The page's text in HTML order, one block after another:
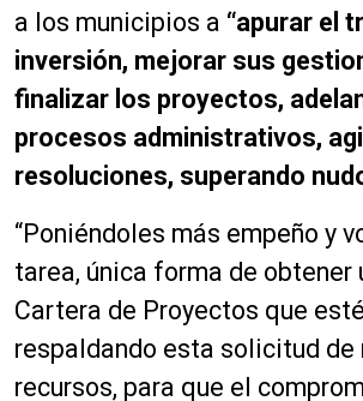
a los municipios a “apurar el
inversión, mejorar sus
finalizar los proyectos,
procesos administrativos,
resoluciones, superando
“Poniéndoles más empeño y
tarea, única forma de obtener
Cartera de Proyectos que
respaldando esta solicitud de
recursos, para que el